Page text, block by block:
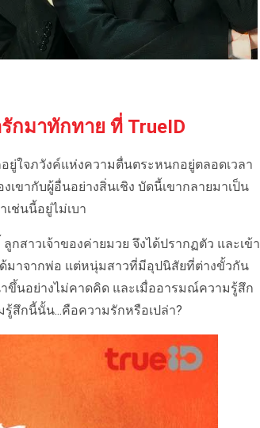
กมาทักทาย ที่ TrueID
ยู่ใจภวังค์แห่งความตื่นตระหนกอยู่ตลอดเวลา
ขากับผู้อื่นอย่างสิ่นเชิง บัดนี้เขากลายมาเป็น
เช่นนี้อยู่ไม่เบา
สาวเจ้าของค่ายมวย จึงได้ปรากฏตัว และเข้า
มาจากพ่อ แต่หนุ่มสาวที่มีอุปนิสัยที่ต่างขั้วกัน
ขึ้นอย่างไม่คาดคิด และเมื่ออารมณ์ความรู้สึก
รู้สึกนี้นั้น...คือความรักหรือเปล่า?